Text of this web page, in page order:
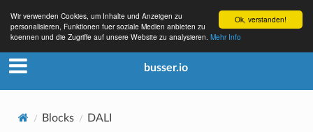
Ok, verstanden!
Wir verwenden Cookies, um Inhalte und Anzeigen zu
personalisieren, Funktionen fuer soziale Medien anbieten zu
koennen und die Zugriffe auf unsere Website zu analysieren. Mehr Info
busser.io
Blocks DALI